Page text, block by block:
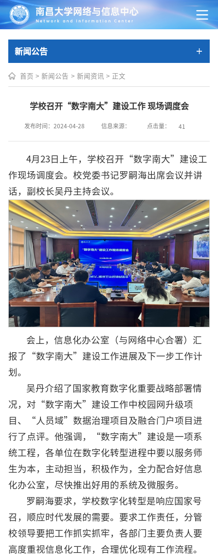
新闻公告
首页 > 新闻公告 > 新闻资讯 > 正文
学校召开“数字南大”建设工作 现场调度会
发布时间：2024-04-28 信息来源： 点击量： 41
4月23日上午，学校召开“数字南大”建设工
作现场调度会。校党委书记罗嗣海出席会议并讲
话，副校长吴丹主持会议。
会上，信息化办公室（与网络中心合署）汇
报了“数字南大”建设工作进展及下一步工作计
划。
吴丹介绍了国家教育数字化重要战略部署情
况，对“数字南大”建设工作中校园网升级项
目、“人员域”数据治理项目及融合门户项目进
行了点评。他强调，“数字南大”建设是一项系
统工程，各单位在数字化转型进程中要以服务师
生为本，主动担当，积极作为，全力配合好信息
化办公室，尽快推出好用的系统及微服务。
罗嗣海要求，学校数字化转型是响应国家号
召，顺应时代发展的需要。要求工作责任，分管
校领导要把工作抓实抓牢，各部门主要负责人要
高度重视信息化工作，合理优化现有工作流程。